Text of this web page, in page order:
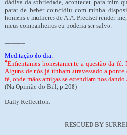
dádiva da sobriedade, aconteceu para mim
parar de beber coincidiu com minha
homens e mulheres de A.A. Precisei render-
meus companheiros eu poderia ser salvo.
Meditação do dia:
“Enfrentamos honestamente a questão da fé.
Alguns de nós já tinham atravessado a
fé, onde mãos amigas se estendiam nos dando
(Na Opinião do Bill, p.208)
Daily Reflection:
RESCUED BY